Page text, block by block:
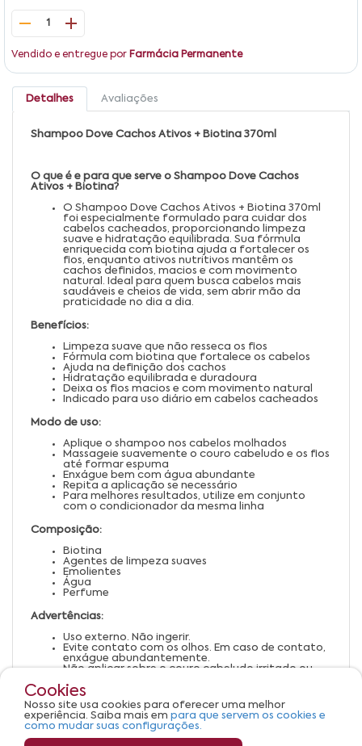
1
Vendido e entregue por Farmácia Permanente
Detalhes Avaliações
Shampoo Dove Cachos Ativos + Biotina 370ml
O que é e para que serve o Shampoo Dove Cachos
Ativos + Biotina?
O Shampoo Dove Cachos Ativos + Biotina 370ml
foi especialmente formulado para cuidar dos
cabelos cacheados, proporcionando limpeza
suave e hidratação equilibrada. Sua fórmula
enriquecida com biotina ajuda a fortalecer os
fios, enquanto ativos nutritivos mantêm os
cachos definidos, macios e com movimento
natural. Ideal para quem busca cabelos mais
saudáveis e cheios de vida, sem abrir mão da
praticidade no dia a dia.
Benefícios:
Limpeza suave que não resseca os fios
Fórmula com biotina que fortalece os cabelos
Ajuda na definição dos cachos
Hidratação equilibrada e duradoura
Deixa os fios macios e com movimento natural
Indicado para uso diário em cabelos cacheados
Modo de uso:
Aplique o shampoo nos cabelos molhados
Massageie suavemente o couro cabeludo e os fios
até formar espuma
Enxágue bem com água abundante
Repita a aplicação se necessário
Para melhores resultados, utilize em conjunto
com o condicionador da mesma linha
Composição:
Biotina
Agentes de limpeza suaves
Emolientes
Água
Perfume
Advertências:
Uso externo. Não ingerir.
Evite contato com os olhos. Em caso de contato,
enxágue abundantemente.
Não aplicar sobre o couro cabeludo irritado ou
Suspenda o uso em caso de irritação ou alergia.
Mantenha fora do alcance de crianças.
Conservar em local fresco, seco e ao abrigo da luz
solar direta.
Cookies
Nosso site usa cookies para oferecer uma melhor
experiência. Saiba mais em para que servem os cookies e
como mudar suas configurações.